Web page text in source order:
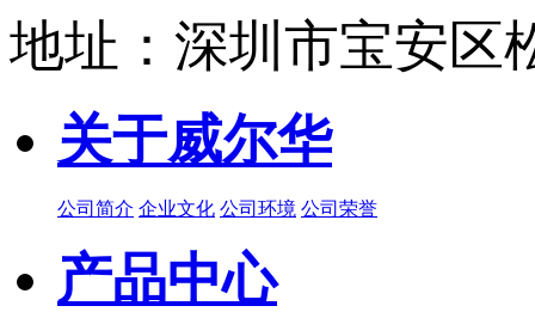
地址：深圳市宝安区
关于威尔华
公司简介 企业文化 公司环境 公司荣誉
产品中心